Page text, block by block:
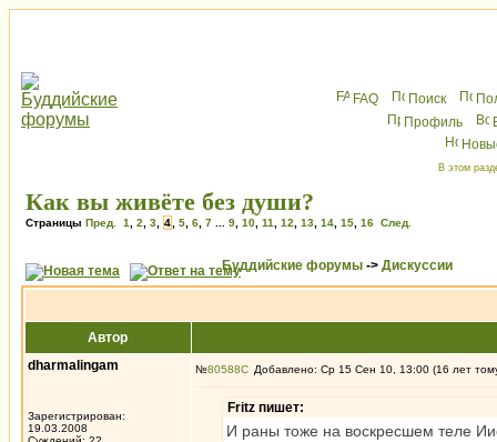
FAQ Поиск
Профиль
В этом
Как вы живёте без души?
Страницы Пред. 1 2 3 4 5 6 7 9 10 11 12 13 14 15 16 След.
Буддийские форумы -> Дискуссии
Автор
dharmalingam
Зарегистрирован:
19.03.2008
№80588 Добавлено: Ср 15 Сен 10, 13:00 (16 лет
Fritz пишет:
И раны тоже на воскресшем теле